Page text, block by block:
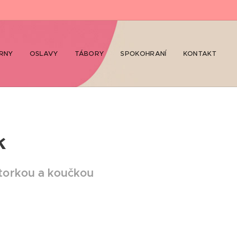
OSLAVY TÁBORY SPOKOHRANÍ KONTAKT
a koučkou